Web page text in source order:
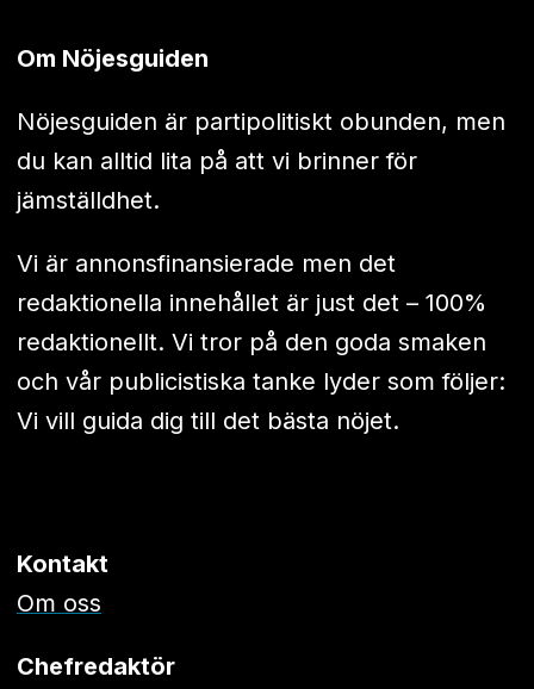
Om Nöjesguiden
Nöjesguiden är partipolitiskt obunden, men
du kan alltid lita på att vi brinner för
jämställdhet.
Vi är annonsfinansierade men det
redaktionella innehållet är just det – 100%
redaktionellt. Vi tror på den goda smaken
och vår publicistiska tanke lyder som följer:
Vi vill guida dig till det bästa nöjet.
Kontakt
Om oss
Chefredaktör